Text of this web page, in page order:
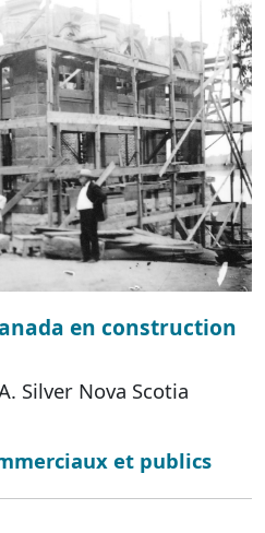
en construction
Silver Nova Scotia
et publics